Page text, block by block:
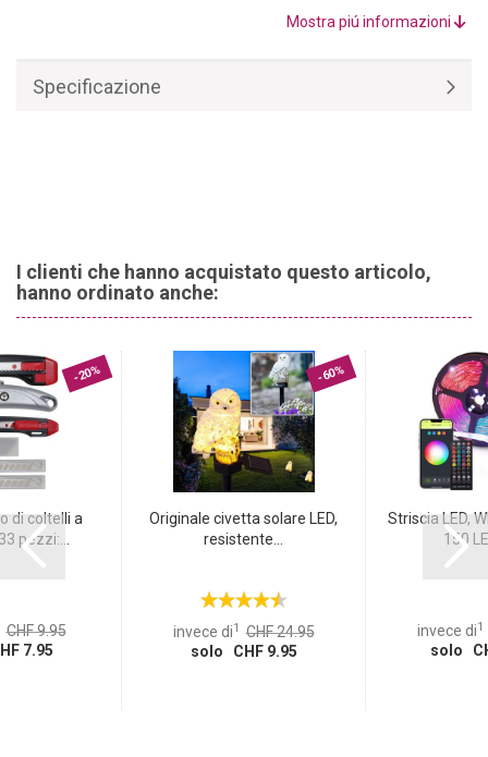
mini-serra con coperchio offre le condizioni climatiche ideali per i
guanti.
piante è adatto a diverse specie vegetali, dalle erbe ai fiori e agli
ortaggi. Avete la libertà di scegliere le piante che meglio si
adattano alle vostre preferenze e al vostro spazio.
Mostra piú informazioni
Specificazione
I clienti che hanno acquistato questo articolo,
hanno ordinato anche:
-20%
di coltelli a
pezzi:...
CHF 9.95
7.95
-60%
Originale civetta solare LED,
resistente...
invece di1 CHF 24.95
solo CHF 9.95
Striscia LED,
150
invece di1
solo